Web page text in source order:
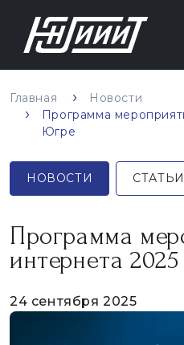
Главная
Новости
Программа
Югре
НОВОСТИ
Программа
интернета
24 сентября 2025